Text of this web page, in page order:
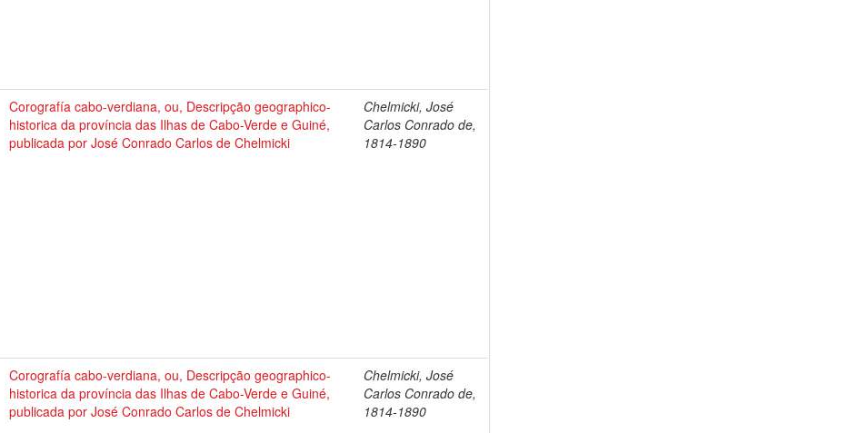
Corografía cabo-verdiana, ou, Descripção geographico-
historica da província das Ilhas de Cabo-Verde e Guiné,
publicada por José Conrado Carlos de Chelmicki
Chelmicki, José
Carlos Conrado de,
1814-1890
Corografía cabo-verdiana, ou, Descripção geographico-
historica da província das Ilhas de Cabo-Verde e Guiné,
publicada por José Conrado Carlos de Chelmicki
Chelmicki, José
Carlos Conrado de,
1814-1890